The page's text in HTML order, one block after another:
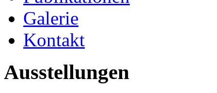
Galerie
Kontakt
Ausstellungen